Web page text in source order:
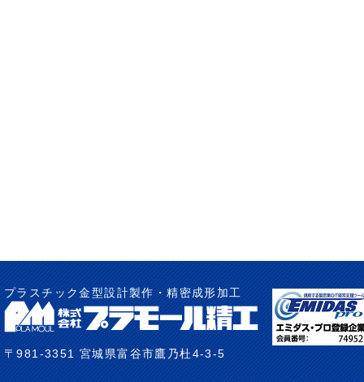
プラスチック金型設計製作・精密成形加工
〒981-3351 宮城県富谷市鷹乃杜4-3-5